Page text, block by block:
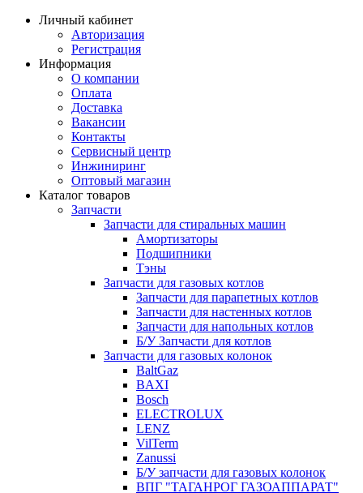
Личный кабинет
Авторизация
Регистрация
Информация
О компании
Оплата
Доставка
Вакансии
Контакты
Сервисный центр
Инжиниринг
Оптовый магазин
Каталог товаров
Запчасти
Запчасти для стиральных машин
Амортизаторы
Подшипники
Тэны
Запчасти для газовых котлов
Запчасти для парапетных котлов
Запчасти для настенных котлов
Запчасти для напольных котлов
Б/У Запчасти для котлов
Запчасти для газовых колонок
BaltGaz
BAXI
Bosch
ELECTROLUX
LENZ
VilTerm
Zanussi
Б/У запчасти для газовых колонок
ВПГ "ТАГАНРОГ ГАЗОАППАРАТ"